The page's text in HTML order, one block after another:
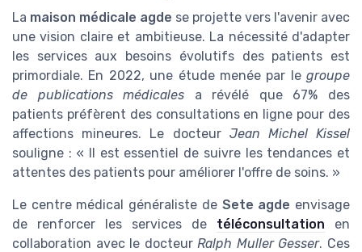
La maison médicale agde se projette vers l'avenir avec
une vision claire et ambitieuse. La nécessité d'adapter
les services aux besoins évolutifs des patients est
primordiale. En 2022, une étude menée par le groupe
de publications médicales a révélé que 67% des
patients préfèrent des consultations en ligne pour des
affections mineures. Le docteur Jean Michel Kissel
souligne : « Il est essentiel de suivre les tendances et
attentes des patients pour améliorer l'offre de soins. »
Le centre médical généraliste de Sete agde envisage
de renforcer les services de téléconsultation en
collaboration avec le docteurRalph Muller Gesser. Ces